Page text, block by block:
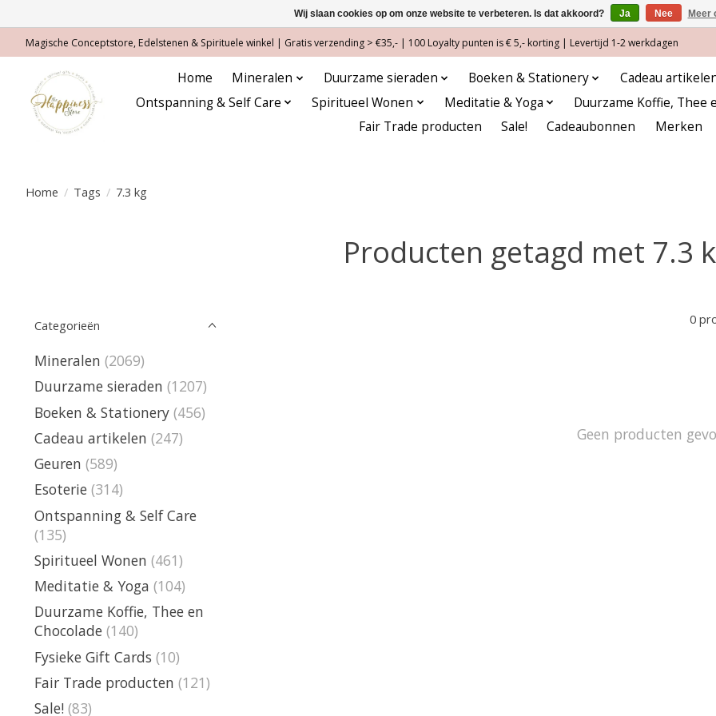
Magische Conceptstore, Edelstenen & Spirituele winkel | Gratis verzending > €35,- | 100 Loyalty punten is € 5,- korting | Levertijd 1-2 werkdagen
Home Mineralen Duurzame sieraden Boeken & Stationery Cadeau
Ontspanning & Self Care
Spiritueel Wonen Meditatie & Yoga Duurzame Koffie, Thee
Fair Trade producten
Sale! Cadeaubonnen Merken
Home / Tags / 7.3 kg
Producten getagd met 7.3
Categorieën
Mineralen (2069)
Duurzame sieraden (1207)
Boeken & Stationery (456)
Cadeau artikelen (247)
Geuren (589)
Esoterie (314)
Ontspanning & Self Care
(135)
Spiritueel Wonen (461)
Meditatie & Yoga (104)
Duurzame Koffie, Thee en
Chocolade (140)
Fysieke Gift Cards (10)
Fair Trade producten (121)
Sale! (83)
0
Geen producten
Wij slaan cookies op om onze website te verbeteren. Is dat akkoord? Ja Nee Meer